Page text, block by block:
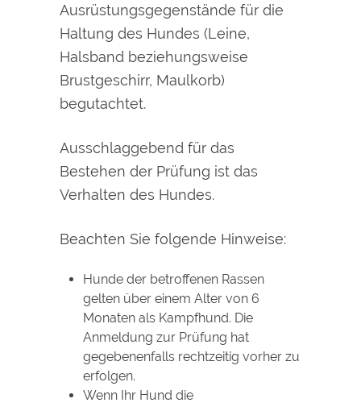
Ausrüstungsgegenstände für die
Haltung des Hundes (Leine,
Halsband beziehungsweise
Brustgeschirr, Maulkorb)
begutachtet.
Ausschlaggebend für das
Bestehen der Prüfung ist das
Verhalten des Hundes.
Beachten Sie folgende Hinweise:
Hunde der betroffenen Rassen
gelten über einem Alter von 6
Monaten als Kampfhund. Die
Anmeldung zur Prüfung hat
gegebenenfalls rechtzeitig vorher zu
erfolgen.
Wenn Ihr Hund die